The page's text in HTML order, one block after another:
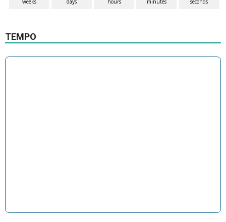
TEMPO